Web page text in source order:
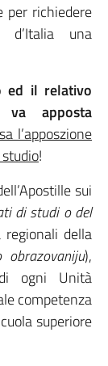
per richiedere
d’Italia una
ed il relativo
va apposta
l’apposzione
!
sui
di studi o del
della
),
ogni Unità
competenza
superiore